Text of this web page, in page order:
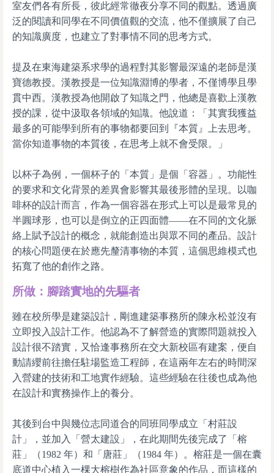
室友們各有所長，彼此經常徹夜分享不同的觀點。透過廣
泛的閱讀和同學在不同價值觀的交流，他不僅擴展了自己
的知識廣度，也建立了對事情不同的思考方式。
提及在東海建築系求學的過程對其影響最深遠的老師是漢
寶德教授。漢教授是一位知識淵博的學者，不僅博學且學
貫中西。漢教授為他開啟了知識之門，他總是喜歡上漢教
授的課，從中汲取各領域的知識。他說道：「其實我獲益
最多的可能學到所有的事物都要回到『本質』上去思考。
當你知道事物的本質後，在思考上就不會受限。」
以杯子為例，一個杯子的「本質」是個「容器」。功能性
的要求和文化背景的差異會影響其最後形體的呈現。以咖
啡杯的設計而言，作為一個容器在形式上可以是最常見的
半圓球形，也可以是倒立的正四面體——在不同的文化脈
絡上賦予設計的概念，就能創造出與眾不同的產品。設計
的核心問題便在於應先釐清事物的本質，這個思維模式也
拓寬了他的創作之路。
所做：腳踏實地的先驅者
雖在校所學是建築設計，剛進建築事務所的陳永松並沒有
立即投入設計工作。他認為不了解營造的實際問題就投入
設計很不踏實，又恰逢事務所在交大新校區有建案，便自
動請纓前往擔任駐場監造工程師，在這兩年左右的時間深
入營建的技術和工地實作經驗。這些經驗在往後也成為他
在設計和實務操作上的養分。
其後到台中與幾位志同道合的同班同學成立「村莊設
計」，並加入「營太建設」，在此期間先後完成了「榕
莊」（1982 年）和「唐莊」（1984 年）。榕莊是一個在囊
底道中心植入一棵大榕樹作為社區意象的作品，而這樣的